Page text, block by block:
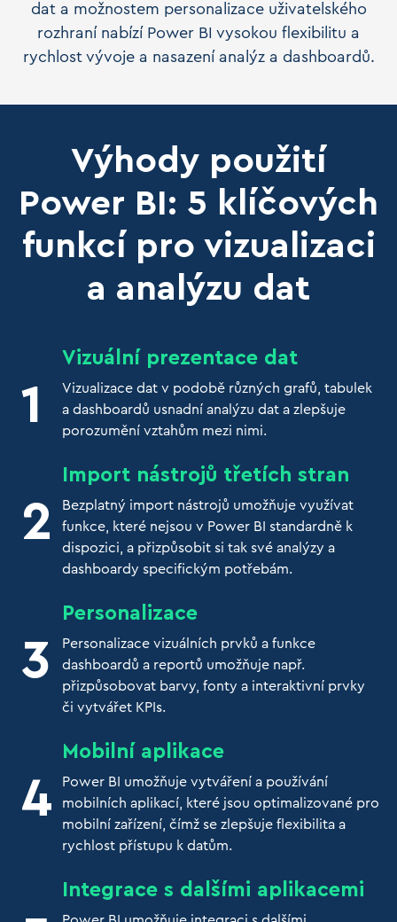
dat a možnostem personalizace uživatelského
rozhraní nabízí Power BI vysokou flexibilitu a
rychlost vývoje a nasazení analýz a dashboardů.
Výhody použití
Power BI: 5 klíčových
funkcí pro vizualizaci
a analýzu dat
Vizuální prezentace dat
Vizualizace dat v podobě různých grafů, tabulek
a dashboardů usnadní analýzu dat a zlepšuje
porozumění vztahům mezi nimi.
Import nástrojů třetích stran
Bezplatný import nástrojů umožňuje využívat
funkce, které nejsou v Power BI standardně k
dispozici, a přizpůsobit si tak své analýzy a
dashboardy specifickým potřebám.
Personalizace
Personalizace vizuálních prvků a funkce
dashboardů a reportů umožňuje např.
přizpůsobovat barvy, fonty a interaktivní prvky
či vytvářet KPIs.
Mobilní aplikace
Power BI umožňuje vytváření a používání
mobilních aplikací, které jsou optimalizované pro
mobilní zařízení, čímž se zlepšuje flexibilita a
rychlost přístupu k datům.
Integrace s dalšími aplikacemi